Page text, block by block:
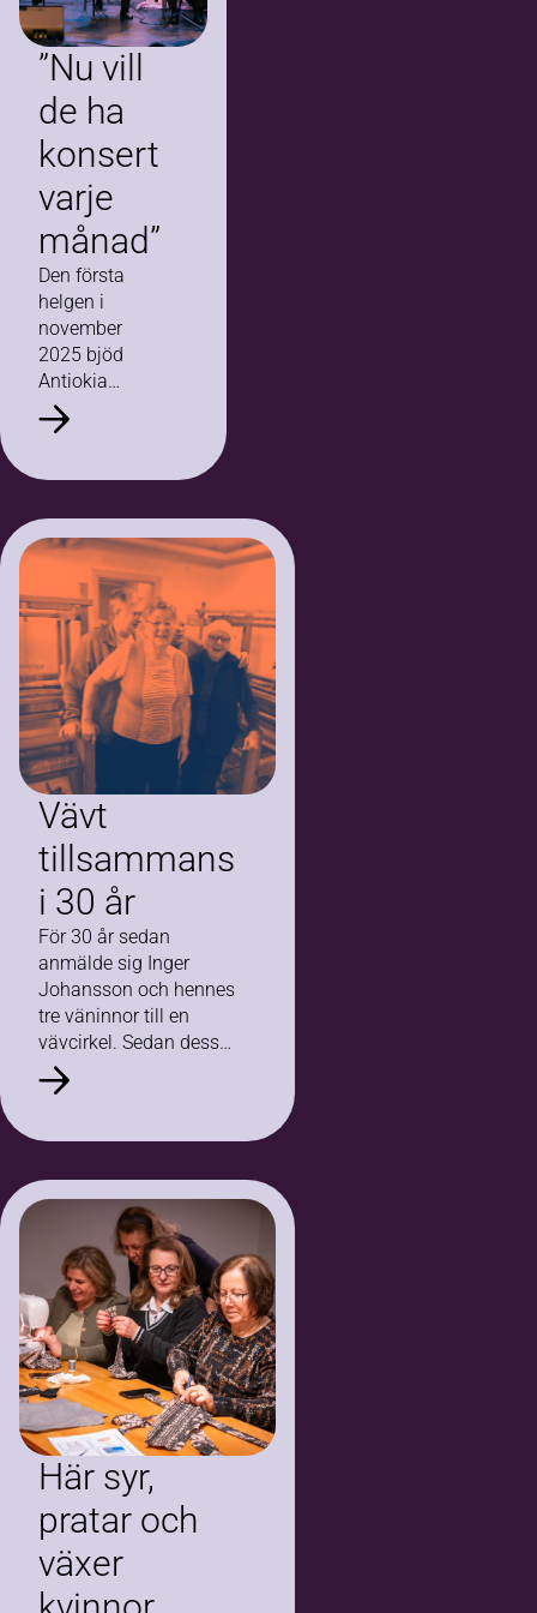
”Nu vill
de ha
konsert
varje
månad”
Den första
helgen i
november
2025 bjöd
Antiokia
orkester in till
en lite
konsert, där
orkestern
spelade och
publiken sjöng.
I samarbete
med Suryoyo
ortodoxa
scoutförbundet
(SOSF), Zalin
scoutkår…
Vävt
tillsammans
i 30 år
För 30 år sedan
anmälde sig Inger
Johansson och hennes
tre väninnor till en
vävcirkel. Sedan dess
har de träffats en gång
i veckan för att väva
Här syr,
pratar och
växer